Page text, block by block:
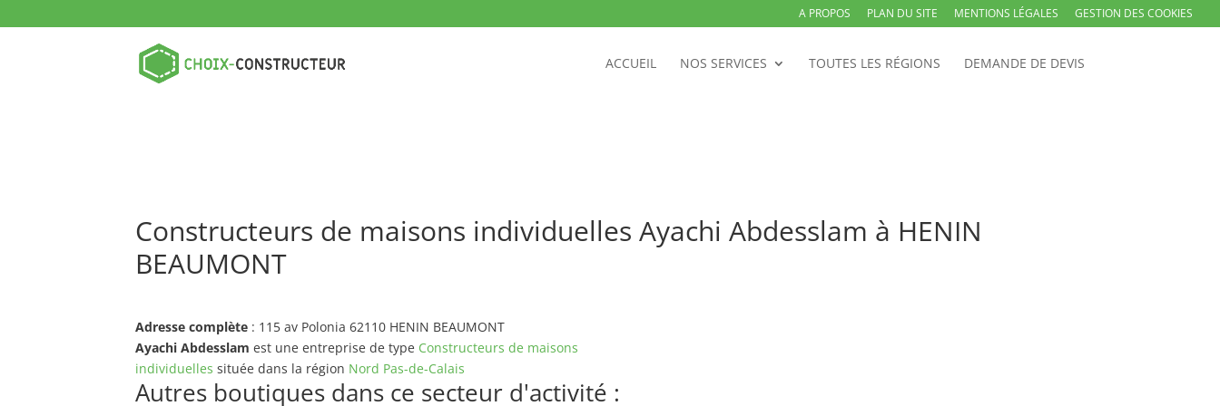
A PROPOS PLAN DU SITE MENTIONS LÉGALES GESTION DES COOKIES
ACCUEIL NOS SERVICES TOUTES LES RÉGIONS DEMANDE DE DEVIS
Constructeurs de maisons individuelles Ayachi Abdesslam à HENIN
BEAUMONT
Adresse complète : 115 av Polonia 62110 HENIN BEAUMONT
Ayachi Abdesslam est une entreprise de type Constructeurs de maisons
individuelles située dans la région Nord Pas-de-Calais
Autres boutiques dans ce secteur d'activité :